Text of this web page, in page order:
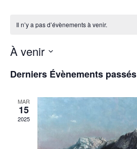
Il n’y a pas d’évènements à venir.
À venir
une
Derniers Évènements passés
MAR
15
2025